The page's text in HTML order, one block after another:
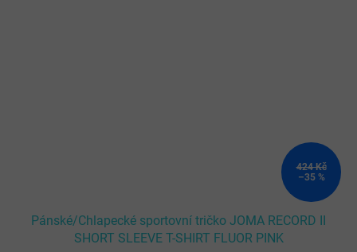
424 Kč
–35 %
Pánské/Chlapecké sportovní tričko JOMA RECORD II
SHORT SLEEVE T-SHIRT FLUOR PINK